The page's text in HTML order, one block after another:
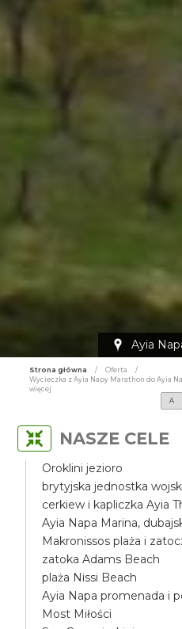
Ayia
Strona główna / Oferta
/
Wycieczka z Ayia Napy Marathon do Ayia
więcej
A
NASZE CELE
Oroklini jezioro
brytyjska jednostka
cerkiew i kapliczka Ayia
Ayia Napa Marina,
Makronissos plaża i
zatoka Adams Beach
plaża Nissi Beach
Ayia Napa promenada i
Most Miłości